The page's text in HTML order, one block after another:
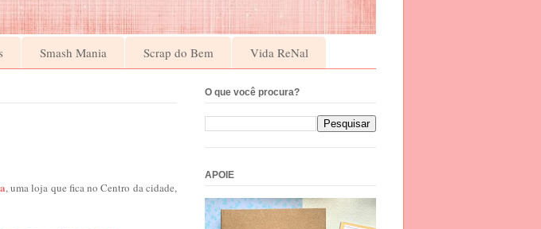
Smash Mania Scrap do Bem Vida ReNal
, uma loja que fica no Centro da cidade,
O que você procura?
APOIE